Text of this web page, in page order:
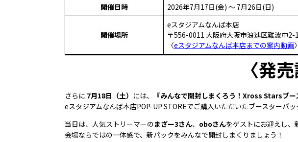
開催日時
2026年7月17日(金) 〜 7月26日(日)
開催場所
eスタジアムなんば本店
〒556-0011 大阪府大阪市浪速区難波中
〈eスタジアムなんば本店までの案内動画
〈発
さらに 7月18日（土） には、 『みんなで開封しまくろう！Xross Starsブ
eスタジアムなんば本店POP-UP STOREでご購入いただいたブースターパ
当日は、人気ストリーマーのまざー3さん、 oboさんをゲストにお迎えし、
会場ならではの一体感で、新パックをみんなで開封しまくりましょう！